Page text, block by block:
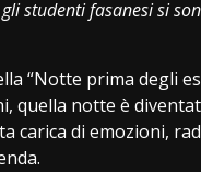
studenti fasanesi si
“Notte prima degli
quella notte è
carica di emozioni,